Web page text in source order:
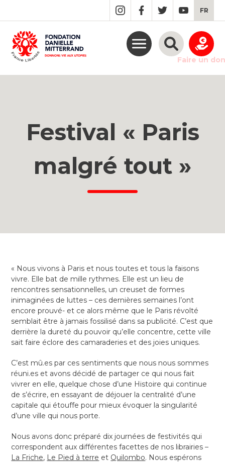
MAIN
CONTENT
FR
Faire un don
Festival « Paris
malgré tout »
« Nous vivons à Paris et nous toutes et tous la faisons
vivre. Elle bat de mille rythmes. Elle est un lieu de
rencontres sensationnelles, un creuset de formes
inimaginées de luttes – ces dernières semaines l’ont
encore prouvé- et ce alors même que le Paris révolté
semblait être à jamais fossilisé dans sa publicité. C’est que
derrière la dureté du pouvoir qu’elle concentre, cette ville
sait faire éclore des camaraderies et des joies uniques.
C’est mû.es par ces sentiments que nous nous sommes
réuni.es et avons décidé de partager ce qui nous fait
vivrer en elle, quelque chose d’une Histoire qui continue
de s’écrire, en essayant de déjouer la centralité d’une
capitale qui étouffe pour mieux évoquer la singularité
d’une ville qui nous porte.
Nous avons donc préparé dix journées de festivités qui
correspondent aux différentes facettes de nos librairies –
La Friche, Le Pied à terre et Quilombo. Nous espérons